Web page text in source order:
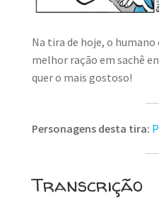
Na tira de hoje, o humano
melhor ração em sachê
quer o mais gostoso!
Personagens desta tira:
Transcrição